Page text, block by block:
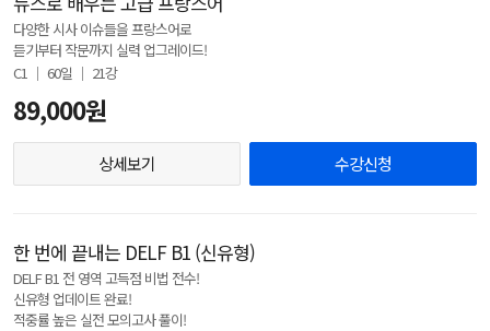
다양한 시사 이슈들을 프랑스어로
듣기부터 작문까지 실력 업그레이드!
C1 │ 60일 │ 21강
89,000원
상세보기 수강신청
한 번에 끝내는 DELF B1 (신유형)
DELF B1 전 영역 고득점 비법 전수!
신유형 업데이트 완료!
적중률 높은 실전 모의고사 풀이!